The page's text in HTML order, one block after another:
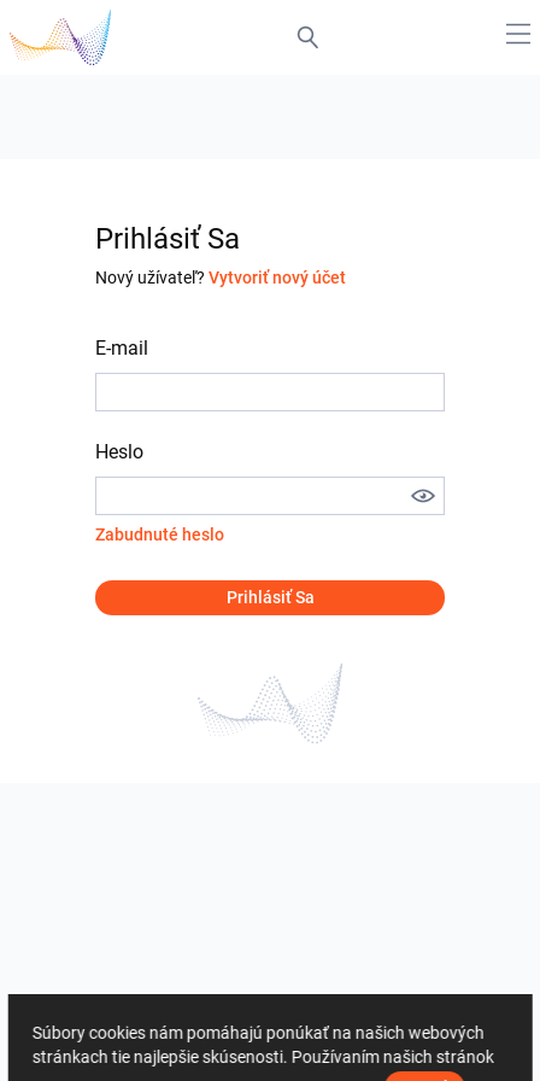
Prihlásiť Sa
Nový užívateľ? Vytvoriť nový účet
E-mail
Heslo
Zabudnuté heslo
Prihlásiť Sa
Súbory cookies nám pomáhajú ponúkať na našich webových
stránkach tie najlepšie skúsenosti. Používaním našich stránok